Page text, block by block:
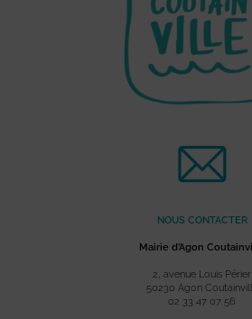
NOUS CONTACTER
Mairie d’Agon
2, avenue Louis Périer
50230 Agon
02 33 47 07 56